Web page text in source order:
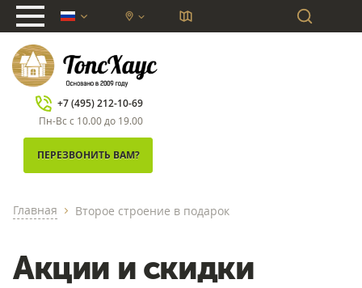
chevron_down
+7 (495) 212-10-69
Пн-Вс с 10.00 до 19.00
ПЕРЕЗВОНИТЬ ВАМ?
Главная chevron_right Второе строение в подарок
Акции и скидки